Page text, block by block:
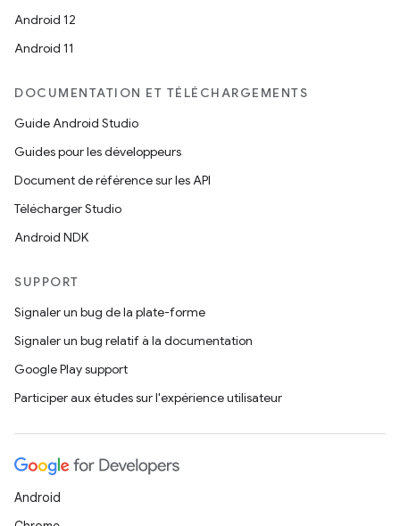
Android 12
Android 11
DOCUMENTATION ET TÉLÉCHARGEMENTS
Guide Android Studio
Guides pour les développeurs
Document de référence sur les API
Télécharger Studio
Android NDK
SUPPORT
Signaler un bug de la plate-forme
Signaler un bug relatif à la documentation
Google Play support
Participer aux études sur l'expérience utilisateur
Android